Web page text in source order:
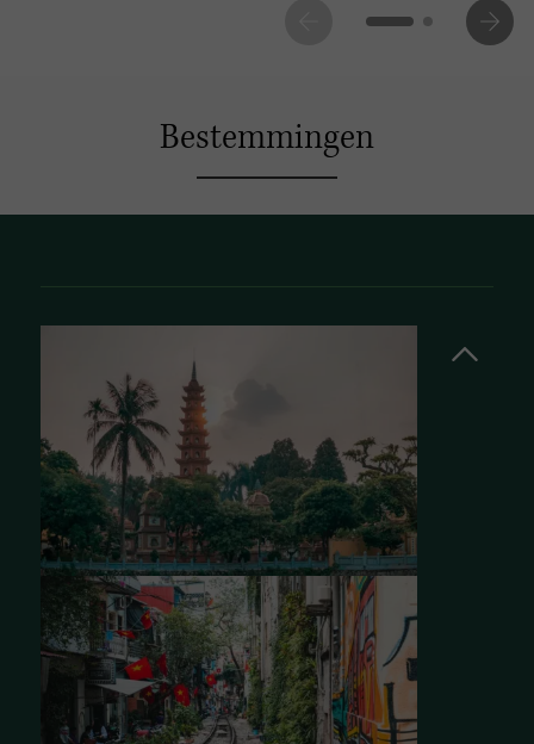
Bestemmingen